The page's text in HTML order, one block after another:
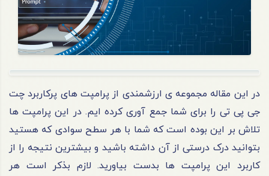
در این مقاله مجموعه ی ارزشمندی از پرامپت های پرکاربرد چت
جی پی تی را برای شما جمع آوری کرده ایم. در این پرامپت ها
تلاش بر این بوده است که شما با هر سطح سوادی که هستید
بتوانید درک درستی از آن داشته باشید و بیشترین نتیجه را از
کاربرد این پرامپت ها بدست بیاورید. لازم بذکر است هر